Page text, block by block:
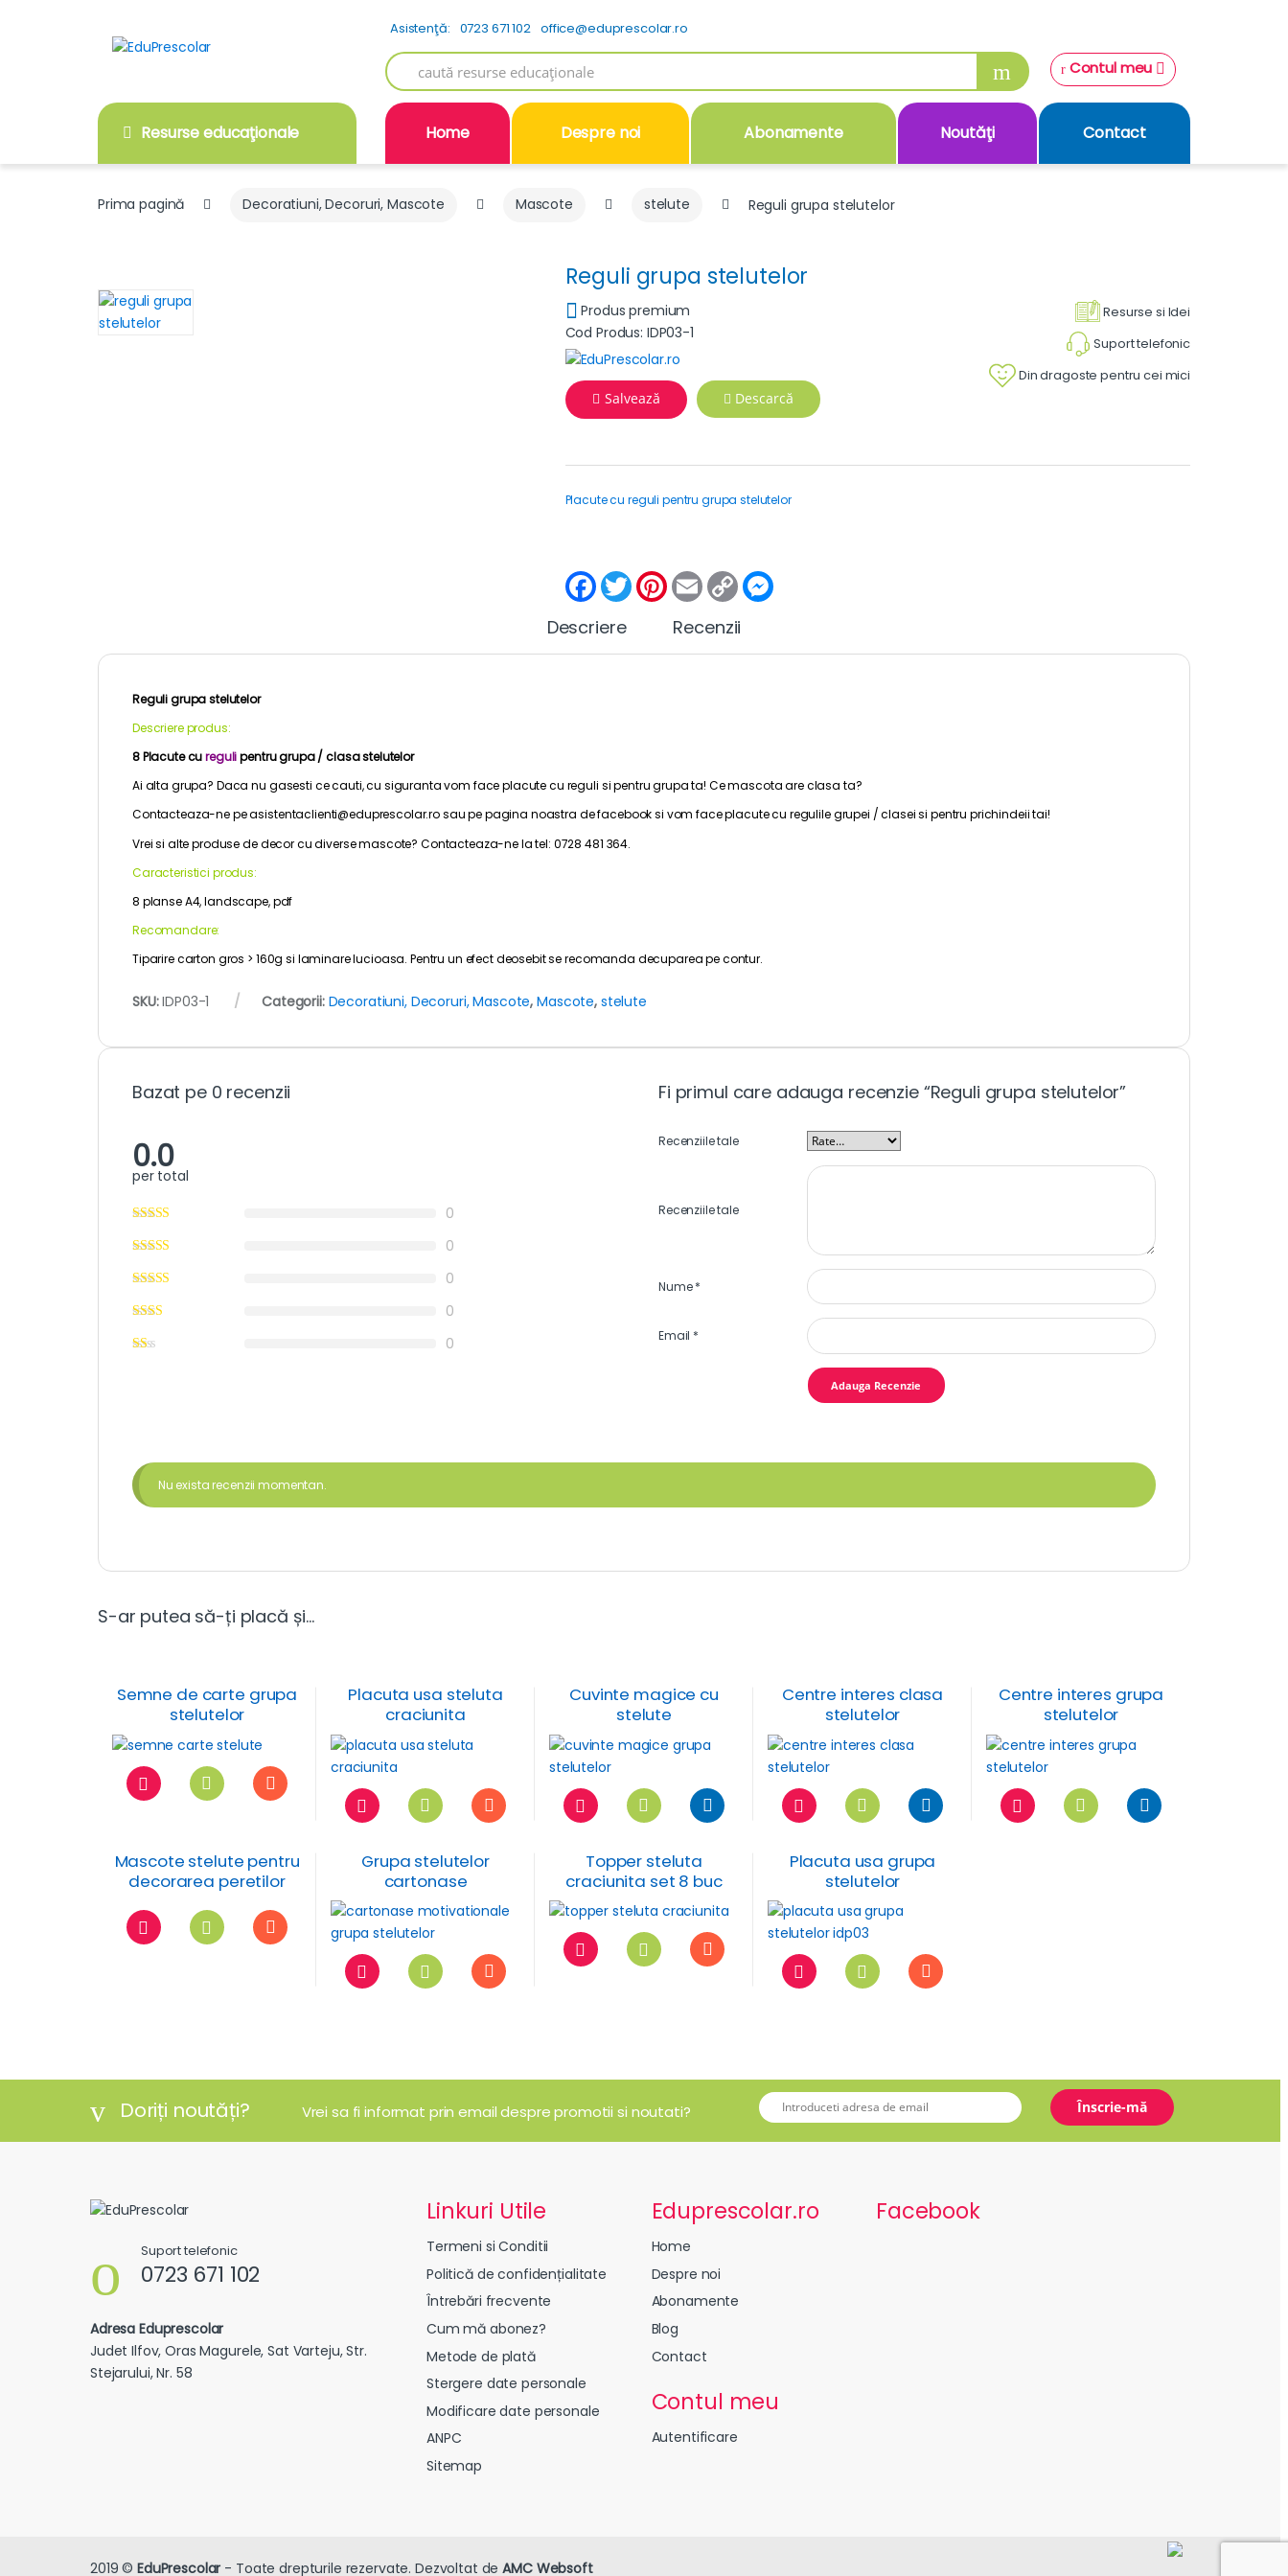
Asistenţă: 0723 671 102 office@eduprescolar.ro
Search
for:
Contul meu
Resurse educaţionale Home Despre noi Abonamente Noutăţi Contact
Prima pagină Decoratiuni, Decoruri, Mascote Mascote stelute Reguli grupa stelutelor
Reguli grupa stelutelor
Resurse si Idei
Suport telefonic
Din dragoste pentru cei mici
Produs premium
Cod Produs: IDP03-1
Salvează Descarcă
Placute cu reguli pentru grupa stelutelor
F
a
e
b
o
T
w
e
P
i
e
r
E
m
i
l
C
o
y
L
i
M
e
n
Descriere Recenzii
Reguli grupa stelutelor
Descriere produs:
8 Placute curegulipentru grupa / clasa stelutelor
Ai alta grupa? Daca nu gasesti ce cauti, cu siguranta vom face placute cu reguli si pentru grupa ta! Ce mascota are clasa ta?
Contacteaza-ne pe asistentaclienti@eduprescolar.ro sau pe pagina noastra defacebooksi vom face placute cu regulile grupei / clasei si pentru prichindeii tai!
Vrei si alte produse de decor cu diverse mascote? Contacteaza-ne la tel: 0728 481 364.
Caracteristici produs:
8 planse A4, landscape, pdf
Recomandare:
Tiparire carton gros > 160g si laminare lucioasa. Pentru un efect deosebit se recomanda decuparea pe contur.
SKU:IDP03-1 Categorii: Decoratiuni, Decoruri, Mascote,Mascote, stelute
Bazat pe 0 recenzii
0.0
per total
0
0
0
0
0
Fi primul care adauga recenzie “Reguli grupa stelutelor”
Recenziile tale
Recenziile tale
Nume*
Email *
Nu exista recenzii momentan.
S-ar putea să-ți placă și…
Semne de carte grupa
stelutelor
Placuta usa steluta
craciunita
Cuvinte magice cu
stelute
Centre interes clasa
stelutelor
Centre interes grupa
stelutelor
Mascote stelute pentru
decorarea peretilor
Grupa stelutelor
cartonase
motivationale
Topper steluta
craciunita set 8 buc
Placuta usa grupa
stelutelor
Doriți noutăți? Vrei sa fi informat prin email despre promotii si noutati?
Suport telefonic
0723 671 102
Adresa Eduprescolar
Judet Ilfov, Oras Magurele, Sat Varteju, Str.
Stejarului, Nr. 58
Linkuri Utile
Termeni si Conditii
Politică de confidențialitate
Întrebări frecvente
Cum mă abonez?
Metode de plată
Stergere date personale
Modificare date personale
ANPC
Sitemap
Eduprescolar.ro
Home
Despre noi
Abonamente
Blog
Contact
Contul meu
Autentificare
Facebook
2019 ©EduPrescolar - Toate drepturile rezervate. Dezvoltat deAMC Websoft